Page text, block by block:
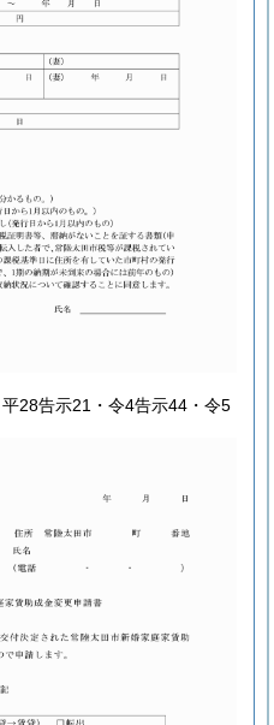
28告示21・令4告示44・令5